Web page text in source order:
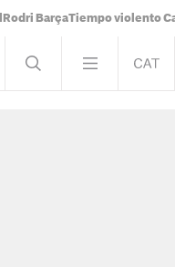
Rodri BarçaTiempo violento